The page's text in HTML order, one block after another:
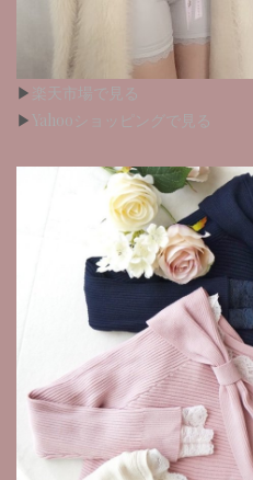
▶︎
楽天市場で見る
▶︎ Yahooショッピングで見る